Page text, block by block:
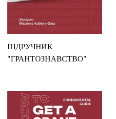
ПІДРУЧНИК
"ГРАНТОЗНАВСТВО"